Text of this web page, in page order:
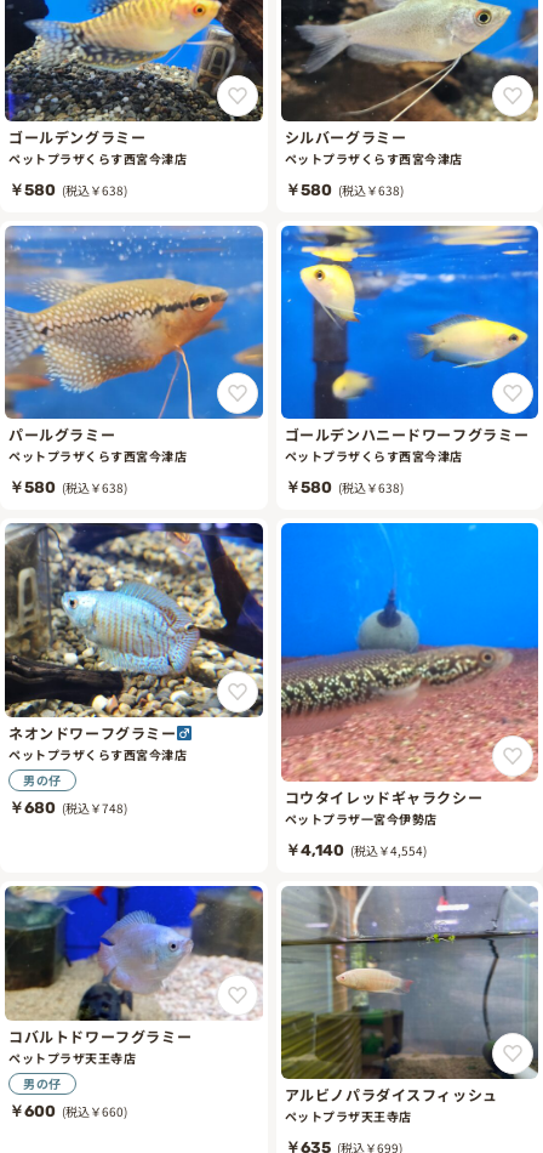
ゴールデングラミー
ペットプラザくらす西宮今津店
￥580 (税込￥638)
シルバーグラミー
ペットプラザくらす西宮今津店
￥580 (税込￥638)
パールグラミー
ペットプラザくらす西宮今津店
￥580 (税込￥638)
ゴールデンハニードワーフグラミー
ペットプラザくらす西宮今津店
￥580 (税込￥638)
ネオンドワーフグラミー
ペットプラザくらす西宮今津店
男の仔
￥680 (税込￥748)
コウタイレッドギャラクシー
ペットプラザ一宮今伊勢店
￥4,140 (税込￥4,554)
コバルトドワーフグラミー
ペットプラザ天王寺店
男の仔
￥600 (税込￥660)
アルビノパラダイスフィッシュ
ペットプラザ天王寺店
￥635 (税込￥699)